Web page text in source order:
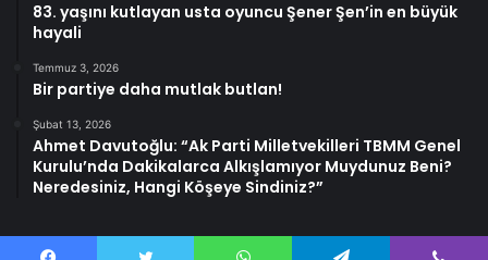
83. yaşını kutlayan usta oyuncu Şener Şen’in en büyük
hayali
Temmuz 3, 2026
Bir partiye daha mutlak butlan!
Şubat 13, 2026
Ahmet Davutoğlu: “Ak Parti Milletvekilleri TBMM Genel
Kurulu’nda Dakikalarca Alkışlamıyor Muydunuz Beni?
Neredesiniz, Hangi Köşeye Sindiniz?”